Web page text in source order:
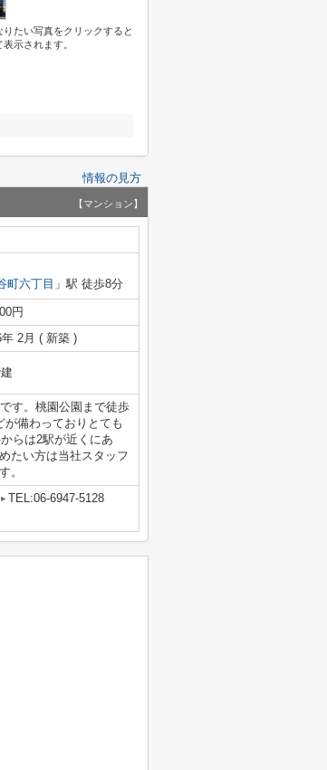
たい写真をクリックすると
示されます。
情報の見方
【マンション】
町六丁目 」駅 徒歩8分
円
年 2月 ( 新築 )
す。桃園公園まで徒歩
備わっておりとても
らは2駅が近くにあ
たい方は当社スタッフ
。
TEL:06-6947-5128